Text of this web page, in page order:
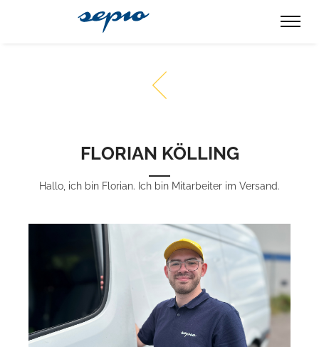
FLORIAN KÖLLING
Hallo, ich bin Florian. Ich bin Mitarbeiter im Versand.